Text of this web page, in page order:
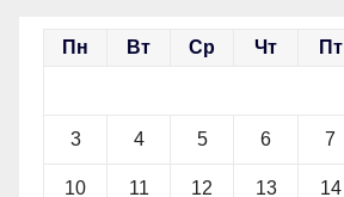
Пн Вт Ср Чт Пт
3 4 5 6 7
10 11 12 13 14